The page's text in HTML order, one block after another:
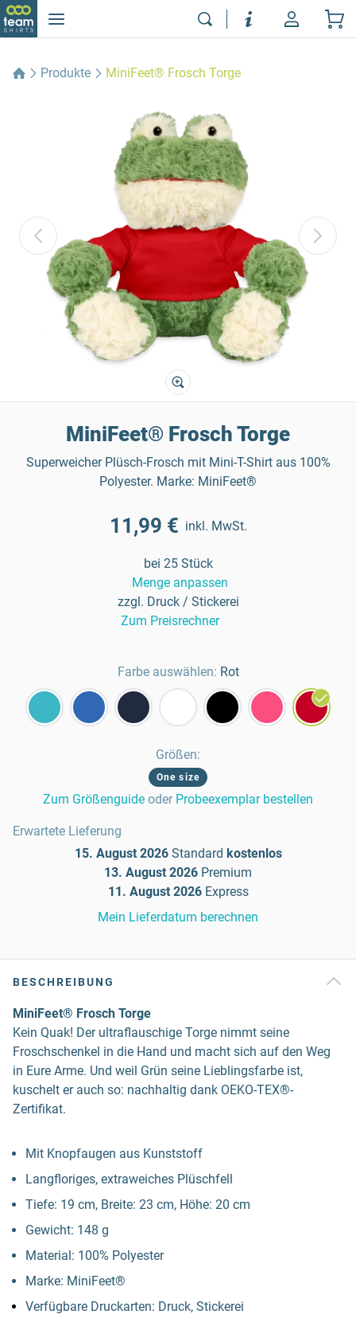
Produkte MiniFeet® Frosch Torge
MiniFeet® Frosch Torge
Superweicher Plüsch-Frosch mit Mini-T-Shirt aus 100%
Polyester. Marke: MiniFeet®
11,99 € inkl. MwSt.
bei 25 Stück
Menge anpassen
zzgl. Druck / Stickerei
Zum Preisrechner
Farbe auswählen: Rot
Größen:
One size
Zum Größenguide oder Probeexemplar bestellen
Erwartete Lieferung
15. August 2026 Standard kostenlos
13. August 2026 Premium
11. August 2026 Express
Mein Lieferdatum berechnen
BESCHREIBUNG
MiniFeet® Frosch Torge
Kein Quak! Der ultraflauschige Torge nimmt seine
Froschschenkel in die Hand und macht sich auf den Weg
in Eure Arme. Und weil Grün seine Lieblingsfarbe ist,
kuschelt er auch so: nachhaltig dank OEKO-TEX®-
Zertifikat.
Mit Knopfaugen aus Kunststoff
Langfloriges, extraweiches Plüschfell
Tiefe: 19 cm, Breite: 23 cm, Höhe: 20 cm
Gewicht: 148 g
Material: 100% Polyester
Marke: MiniFeet®
Verfügbare Druckarten: Druck, Stickerei